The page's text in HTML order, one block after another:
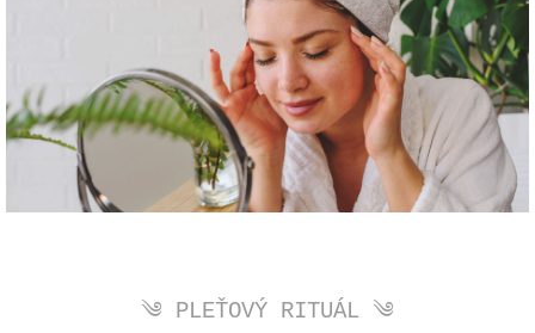
༄ PLEŤOVÝ RITUÁL ༄